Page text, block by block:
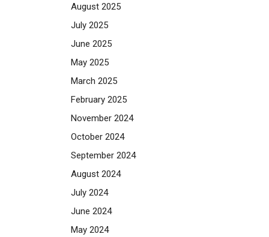
August 2025
July 2025
June 2025
May 2025
March 2025
February 2025
November 2024
October 2024
September 2024
August 2024
July 2024
June 2024
May 2024